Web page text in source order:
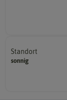
Standort
sonnig
Pflanze? (schattig,
sonnig, vollsonnig)